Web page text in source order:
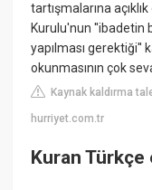
tartışmalarına
Kurulu'nun ''ibadetin
yapılması gerektiği''
okunmasının çok
Kaynak kaldırma
hurriyet.com.tr
Kuran